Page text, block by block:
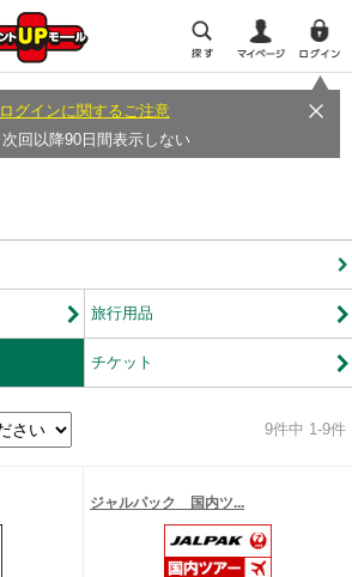
ログインに関するご注意
次回以降90日間表示しない
旅行用品
チケット
9件中 1-9件
ジャルパック 国内ツ...